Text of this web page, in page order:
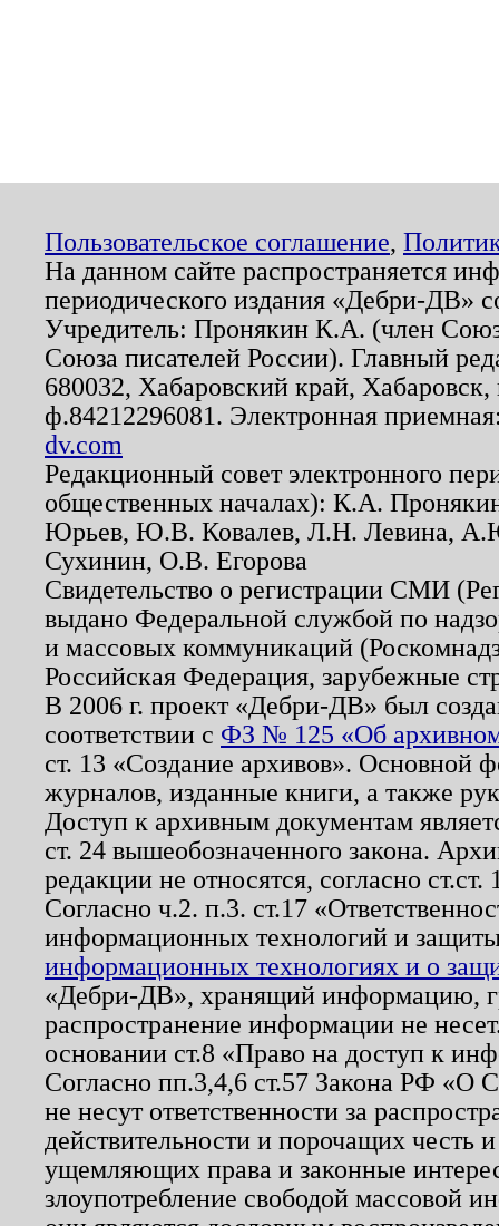
Пользовательское соглашение,
На данном сайте распространяется
периодического издания «Дебри-ДВ»
Учредитель: Пронякин К.А. (член
Союза писателей России). Главный
680032, Хабаровский край,
ф.84212296081. Электронная
dv.com
Редакционный совет электронного
общественных началах): К.А.
Юрьев, Ю.В. Ковалев, Л.Н. Левина,
Сухинин, О.В. Егорова
Свидетельство о регистрации СМИ
выдано Федеральной службой по
и массовых коммуникаций
Российская Федерация, зарубежные
В 2006 г. проект «Дебри-ДВ» был
соответствии с ФЗ № 125 «Об
ст. 13 «Создание архивов». Основной
журналов, изданные книги, а также
Доступ к архивным документам
ст. 24 вышеобозначенного закона.
редакции не относятся, согласно
Согласно ч.2. п.3. ст.17
информационных технологий и
информационных технологиях и о
«Дебри-ДВ», хранящий информацию,
распространение информации не
основании ст.8 «Право на доступ к
Согласно пп.3,4,6 ст.57 Закона РФ «О
не несут ответственности за
действительности и порочащих честь
ущемляющих права и законные
злоупотребление свободой массовой